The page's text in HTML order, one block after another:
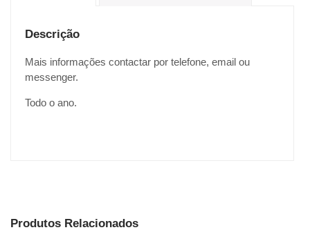
Descrição
Mais informações contactar por telefone, email ou
messenger.
Todo o ano.
Produtos Relacionados